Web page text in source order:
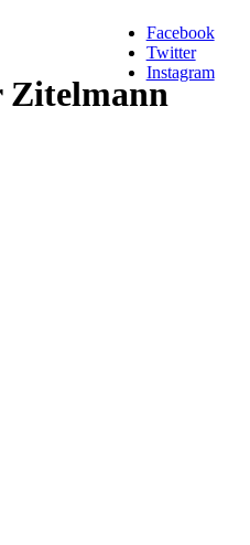
Zitelmann
Facebook
Twitter
Instagram